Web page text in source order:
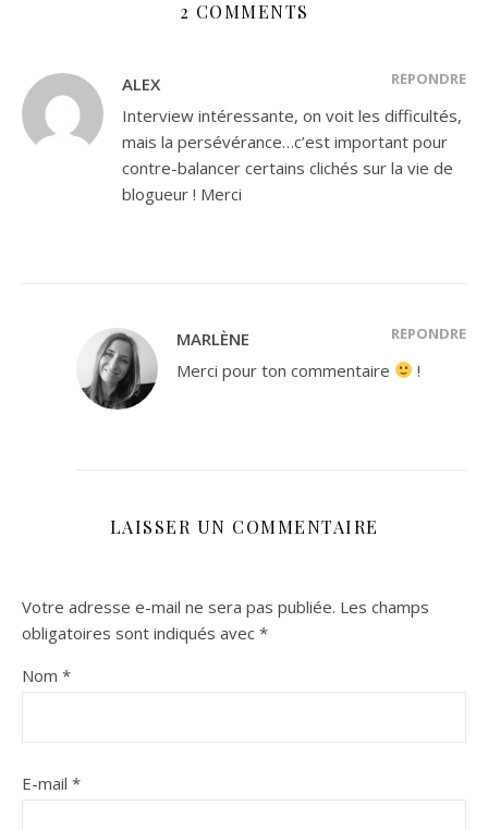
2 COMMENTS
ALEX RÉPONDRE
Interview intéressante, on voit les difficultés,
mais la persévérance…c’est important pour
contre-balancer certains clichés sur la vie de
blogueur ! Merci
MARLÈNE RÉPONDRE
Merci pour ton commentaire !
LAISSER UN COMMENTAIRE
Votre adresse e-mail ne sera pas publiée. Les champs
obligatoires sont indiqués avec *
Nom *
E-mail *